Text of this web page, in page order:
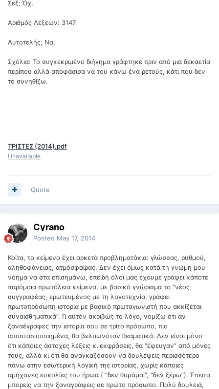
Σεξ; Όχι
Αριθμός Λέξεων: 3147
Αυτοτελής; Ναι
Σχόλια: Το συγκεκριμένο διήγημα γράφτηκε πριν από μια δεκαετία
περίπου αλλά αποφάσισα να του κάνω ένα ρετούς, κάτι που δεν
το συνηθίζω.
ΤΡΙΣΤΕΣ (2014).pdf
Unavailable
Quote
Cyrano
Posted May 17, 2014
Κοίτα, το κείμενο έχει αρκετά προβληματάκια: γλώσσας, ρυθμού,
αληθοφάνειας, ατμόσφαιρας. Δεν έχει όμως κατά τη γνώμη μου
νόημα να στα επισημάνω, επειδή όλοι μας έχουμε γράψει κάποτε
παρόμοια πρωτόλεια κείμενα, με βασικό γνώρισμα το “νέος
συγγραφέας, ερωτευμένος με τη λογοτεχνία, γράφει
πρωτοπρόσωπη ιστορία με βασικό πρωταγωνιστή που ακκίζεται
συναισθηματικά”. Γι αυτόν ακριβώς το λόγο, νομίζω ότι αν
ξαναέγραφες την ιστορία σου σε τρίτο πρόσωπο, πιο
αποστασιοποιημένα, θα βελτιωνόταν θεαματικά. Δεν είναι μόνο
ότι κάποιες άστοχες λέξεις κι εκφράσεις, θα “έφευγαν” από μόνες
τους, αλλά κι ότι θα αναγκαζόσουν να δουλέψεις περισσότερο
πάνω στην εσωτερική λογική της ιστορίας, χωρίς κάποιες
αμήχανες ευκολίες του ήρωα ( “δεν θυμάμαι”, “δεν ξέρω”). Έπειτα
μπορείς να την ξαναγράψεις σε πρώτο πρόσωπο. Πολύ δουλειά,